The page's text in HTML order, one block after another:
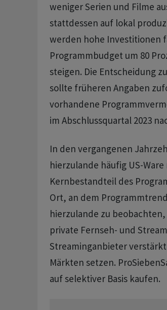
weniger Serien und Filme
stattdessen auf lokal
werden hohe Investitionen
Programmbudget um 80
steigen. Die Entscheidung
sollte früheren Angaben
vorhandene
im Abschlussquartal 2023
In den vergangenen
hierzulande häufig US-
Kernbestandteil des
Ort, an dem
hierzulande zu
private Fernseh- und
Streaminganbieter
Märkten setzen.
auf selektiver Basis kaufen.